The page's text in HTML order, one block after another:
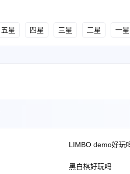
五星 四星 三星 二星 一星
LIMBO demo好玩
黑白棋好玩吗